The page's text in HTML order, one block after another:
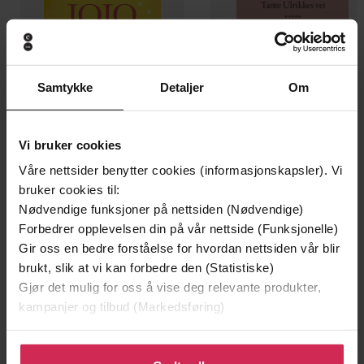
Samtykke Detaljer Om
Vi bruker cookies
Våre nettsider benytter cookies (informasjonskapsler). Vi
bruker cookies til:
Nødvendige funksjoner på nettsiden (Nødvendige)
Forbedrer opplevelsen din på vår nettside (Funksjonelle)
Gir oss en bedre forståelse for hvordan nettsiden vår blir
brukt, slik at vi kan forbedre den (Statistiske)
Gjør det mulig for oss å vise deg relevante produkter,
kampanjer og tilbud (Markedsføring)
Klikk på «Godta alle» for å gi oss ditt samtykke til å
149,-
Jenta som ble igjen
Jojo Moyes
EBOK
Tante Ulrikkes vei
Zeshan Shakar
EBOK
Undertittel roman